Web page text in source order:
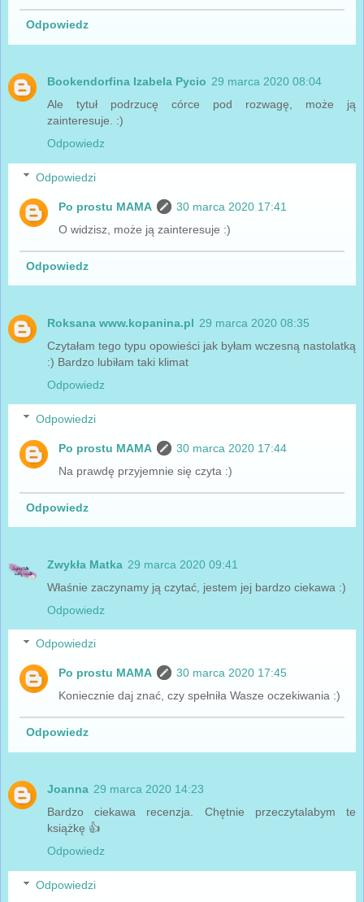
Odpowiedz
Bookendorfina Izabela Pycio 29 marca 2020 08:04
Ale tytuł podrzucę córce pod rozwagę, może ją
zainteresuje. :)
Odpowiedz
Odpowiedzi
Po prostu MAMA
30 marca 2020 17:41
O widzisz, może ją zainteresuje :)
Odpowiedz
Roksana www.kopanina.pl 29 marca 2020 08:35
Czytałam tego typu opowieści jak byłam wczesną nastolatką
:) Bardzo lubiłam taki klimat
Odpowiedz
Odpowiedzi
Po prostu MAMA
30 marca 2020 17:44
Na prawdę przyjemnie się czyta :)
Odpowiedz
Zwykła Matka 29 marca 2020 09:41
Właśnie zaczynamy ją czytać, jestem jej bardzo ciekawa :)
Odpowiedz
Odpowiedzi
Po prostu MAMA
30 marca 2020 17:45
Koniecznie daj znać, czy spełniła Wasze oczekiwania :)
Odpowiedz
Joanna 29 marca 2020 14:23
Bardzo ciekawa recenzja. Chętnie przeczytalabym te
książkę 👍
Odpowiedz
Odpowiedzi